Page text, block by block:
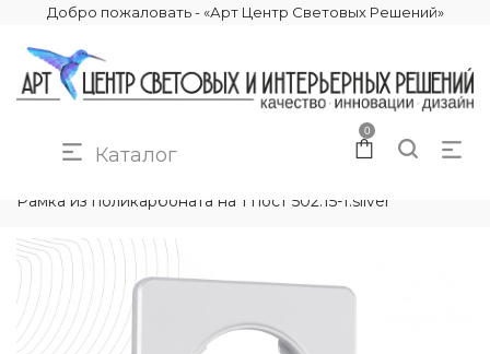
Добро пожаловать - «Арт Центр Световых Решений»
Каталог
0
Рамка из поликарбоната на 1 пост 502.15-1.silver